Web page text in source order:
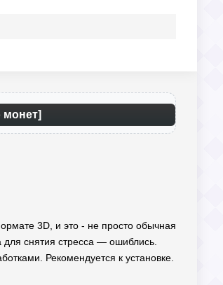
монет]
3D, и это - не просто обычная
снятия стресса — ошиблись.
Рекомендуется к установке.